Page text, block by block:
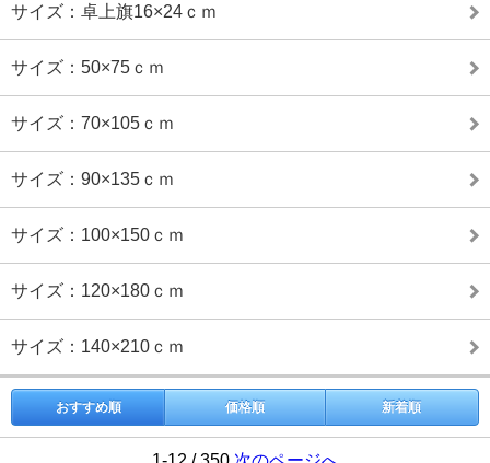
サイズ：卓上旗16×24ｃｍ
サイズ：50×75ｃｍ
サイズ：70×105ｃｍ
サイズ：90×135ｃｍ
サイズ：100×150ｃｍ
サイズ：120×180ｃｍ
サイズ：140×210ｃｍ
おすすめ順 価格順 新着順